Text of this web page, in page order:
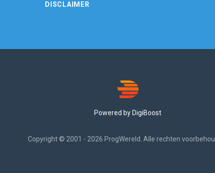
DISCLAIMER
Powered by DigiBoost
Copyright © 2001 - 2026 ProgWereld. Alle rechten